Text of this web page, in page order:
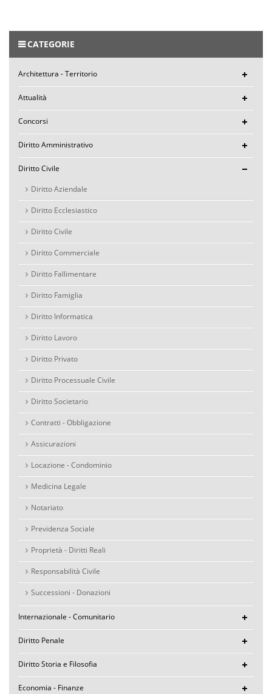
CATEGORIE
Architettura - Territorio
Attualità
Concorsi
Diritto Amministrativo
Diritto Civile
Diritto Aziendale
Diritto Ecclesiastico
Diritto Civile
Diritto Commerciale
Diritto Fallimentare
Diritto Famiglia
Diritto Informatica
Diritto Lavoro
Diritto Privato
Diritto Processuale Civile
Diritto Societario
Contratti - Obbligazione
Assicurazioni
Locazione - Condominio
Medicina Legale
Notariato
Previdenza Sociale
Proprietà - Diritti Reali
Responsabilità Civile
Successioni - Donazioni
Internazionale - Comunitario
Diritto Penale
Diritto Storia e Filosofia
Economia - Finanze